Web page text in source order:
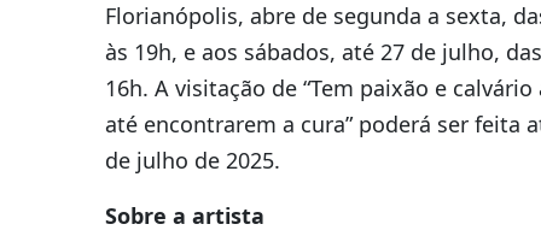
Florianópolis, abre de segunda a sexta,
às 19h, e aos sábados, até 27 de julho,
16h. A visitação de “Tem paixão e calvário
até encontrarem a cura” poderá ser feita
de julho de 2025.
Sobre a artista